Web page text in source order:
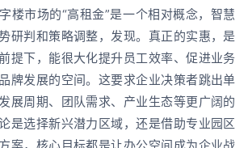
楼市场的“高租金”是一个相对概念，智慧
研判和策略调整，发现。真正的实惠，是
提下，能很大化提升员工效率、促进业务
牌发展的空间。这要求企业决策者跳出单
展周期、团队需求、产业生态等更广阔的
是选择新兴潜力区域，还是借助专业园区
案，核心目标都是让办公空间成为企业战